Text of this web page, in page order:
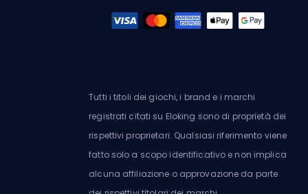
Tutti i titoli dei giochi, i brand e i marchi
registrati citati su Eloking sono di proprietà dei
rispettivi proprietari. Qualsiasi riferimento viene
fatto solo a scopo identificativo e non implica
alcuna affiliazione o approvazione da parte